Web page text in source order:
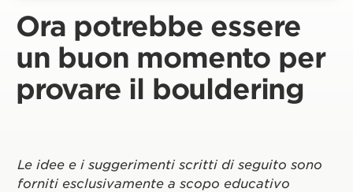
Ora potrebbe essere
un buon momento per
provare il bouldering
Le idee e i suggerimenti scritti di seguito sono
forniti esclusivamente a scopo educativo